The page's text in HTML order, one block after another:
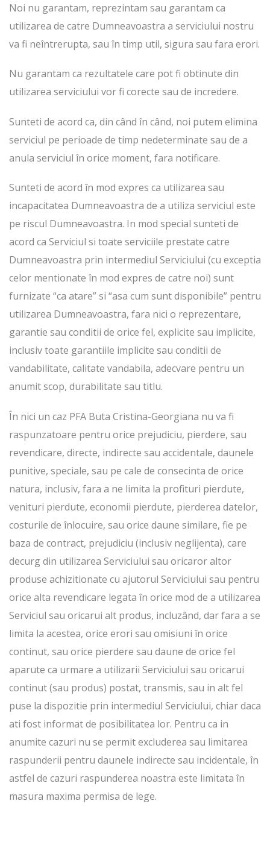
Noi nu garantam, reprezintam sau garantam ca
utilizarea de catre Dumneavoastra a serviciului nostru
va fi neîntrerupta, sau în timp util, sigura sau fara erori.
Nu garantam ca rezultatele care pot fi obtinute din
utilizarea serviciului vor fi corecte sau de incredere.
Sunteti de acord ca, din când în când, noi putem elimina
serviciul pe perioade de timp nedeterminate sau de a
anula serviciul în orice moment, fara notificare.
Sunteti de acord în mod expres ca utilizarea sau
incapacitatea Dumneavoastra de a utiliza serviciul este
pe riscul Dumneavoastra. In mod special sunteti de
acord ca Serviciul si toate serviciile prestate catre
Dumneavoastra prin intermediul Serviciului (cu exceptia
celor mentionate în mod expres de catre noi) sunt
furnizate “ca atare” si “asa cum sunt disponibile” pentru
utilizarea Dumneavoastra, fara nici o reprezentare,
garantie sau conditii de orice fel, explicite sau implicite,
inclusiv toate garantiile implicite sau conditii de
vandabilitate, calitate vandabila, adecvare pentru un
anumit scop, durabilitate sau titlu.
În nici un caz PFA Buta Cristina-Georgiana nu va fi
raspunzatoare pentru orice prejudiciu, pierdere, sau
revendicare, directe, indirecte sau accidentale, daunele
punitive, speciale, sau pe cale de consecinta de orice
natura, inclusiv, fara a ne limita la profituri pierdute,
venituri pierdute, economii pierdute, pierderea datelor,
costurile de înlocuire, sau orice daune similare, fie pe
baza de contract, prejudiciu (inclusiv neglijenta), care
decurg din utilizarea Serviciului sau oricaror altor
produse achizitionate cu ajutorul Serviciului sau pentru
orice alta revendicare legata în orice mod de a utilizarea
Serviciul sau oricarui alt produs, incluzând, dar fara a se
limita la acestea, orice erori sau omisiuni în orice
continut, sau orice pierdere sau daune de orice fel
aparute ca urmare a utilizarii Serviciului sau oricarui
continut (sau produs) postat, transmis, sau in alt fel
puse la dispozitie prin intermediul Serviciului, chiar daca
ati fost informat de posibilitatea lor. Pentru ca in
anumite cazuri nu se permit excluderea sau limitarea
raspunderii pentru daunele indirecte sau incidentale, în
astfel de cazuri raspunderea noastra este limitata în
masura maxima permisa de lege.